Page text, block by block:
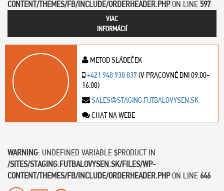
CONTENT/THEMES/FB/INCLUDE/ORDERHEADER.PHPON LINE 597
VIAC
INFORMÁCIÍ
METOD SLÁDEČEK
+421 948 938 837(V PRACOVNÉ DNI 09:00-
16:00)
SALES@STAGING.FUTBALOVYSEN.SK
CHAT NA WEBE
WARNING: UNDEFINED VARIABLE $PRODUCT IN
/SITES/STAGING.FUTBALOVYSEN.SK/FILES/WP-
CONTENT/THEMES/FB/INCLUDE/ORDERHEADER.PHPON LINE 646